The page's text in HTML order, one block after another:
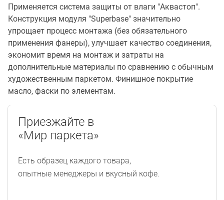
Применяется система защиты от влаги "Аквастоп".
Конструкция модуля "Superbase" значительно
упрощает процесс монтажа (без обязательного
применения фанеры), улучшает качество соединения,
экономит время на монтаж и затраты на
дополнительные материалы по сравнению с обычным
художественным паркетом. Финишное покрытие
масло, фаски по элементам.
Приезжайте в
«Мир паркета»
Есть образец каждого товара,
опытные менеджеры и вкусный кофе.